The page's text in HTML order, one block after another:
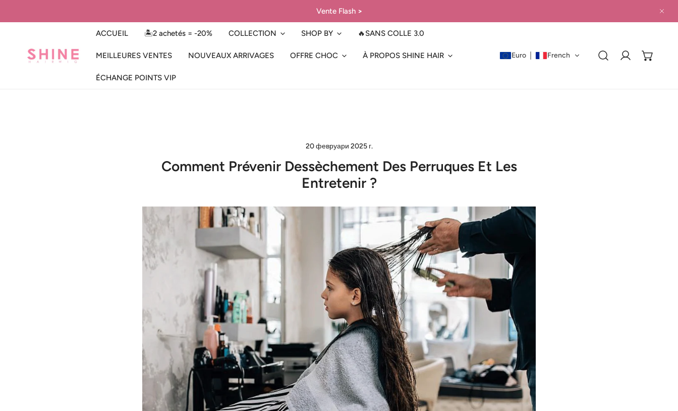
Vente Flash>
ACCUEIL
🏝️2 achetés = -20% COLLECTION SHOP BY 🔥SANS COLLE 3.0
MEILLEURES VENTES NOUVEAUX ARRIVAGES OFFRE CHOC À PROPOS SHINE HAIR
ÉCHANGE POINTS VIP
Euro French
Влизам
20 февруари 2025 г.
Comment Prévenir Dessèchement Des Perruques Et Les
Entretenir ?